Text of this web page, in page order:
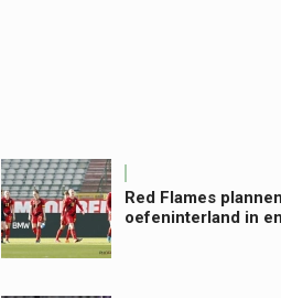
Red Flames
oefeninterland in